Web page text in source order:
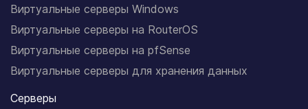
Виртуальные серверы Windows
Виртуальные серверы на RouterOS
Виртуальные серверы на pfSense
Виртуальные серверы для хранения данных
Серверы